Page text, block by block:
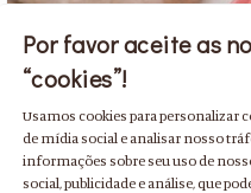
Por favor aceite as
“cookies”!
Usamos cookies para personalizar
de mídia social e analisar nosso
informações sobre seu uso de
social, publicidade e análise, que